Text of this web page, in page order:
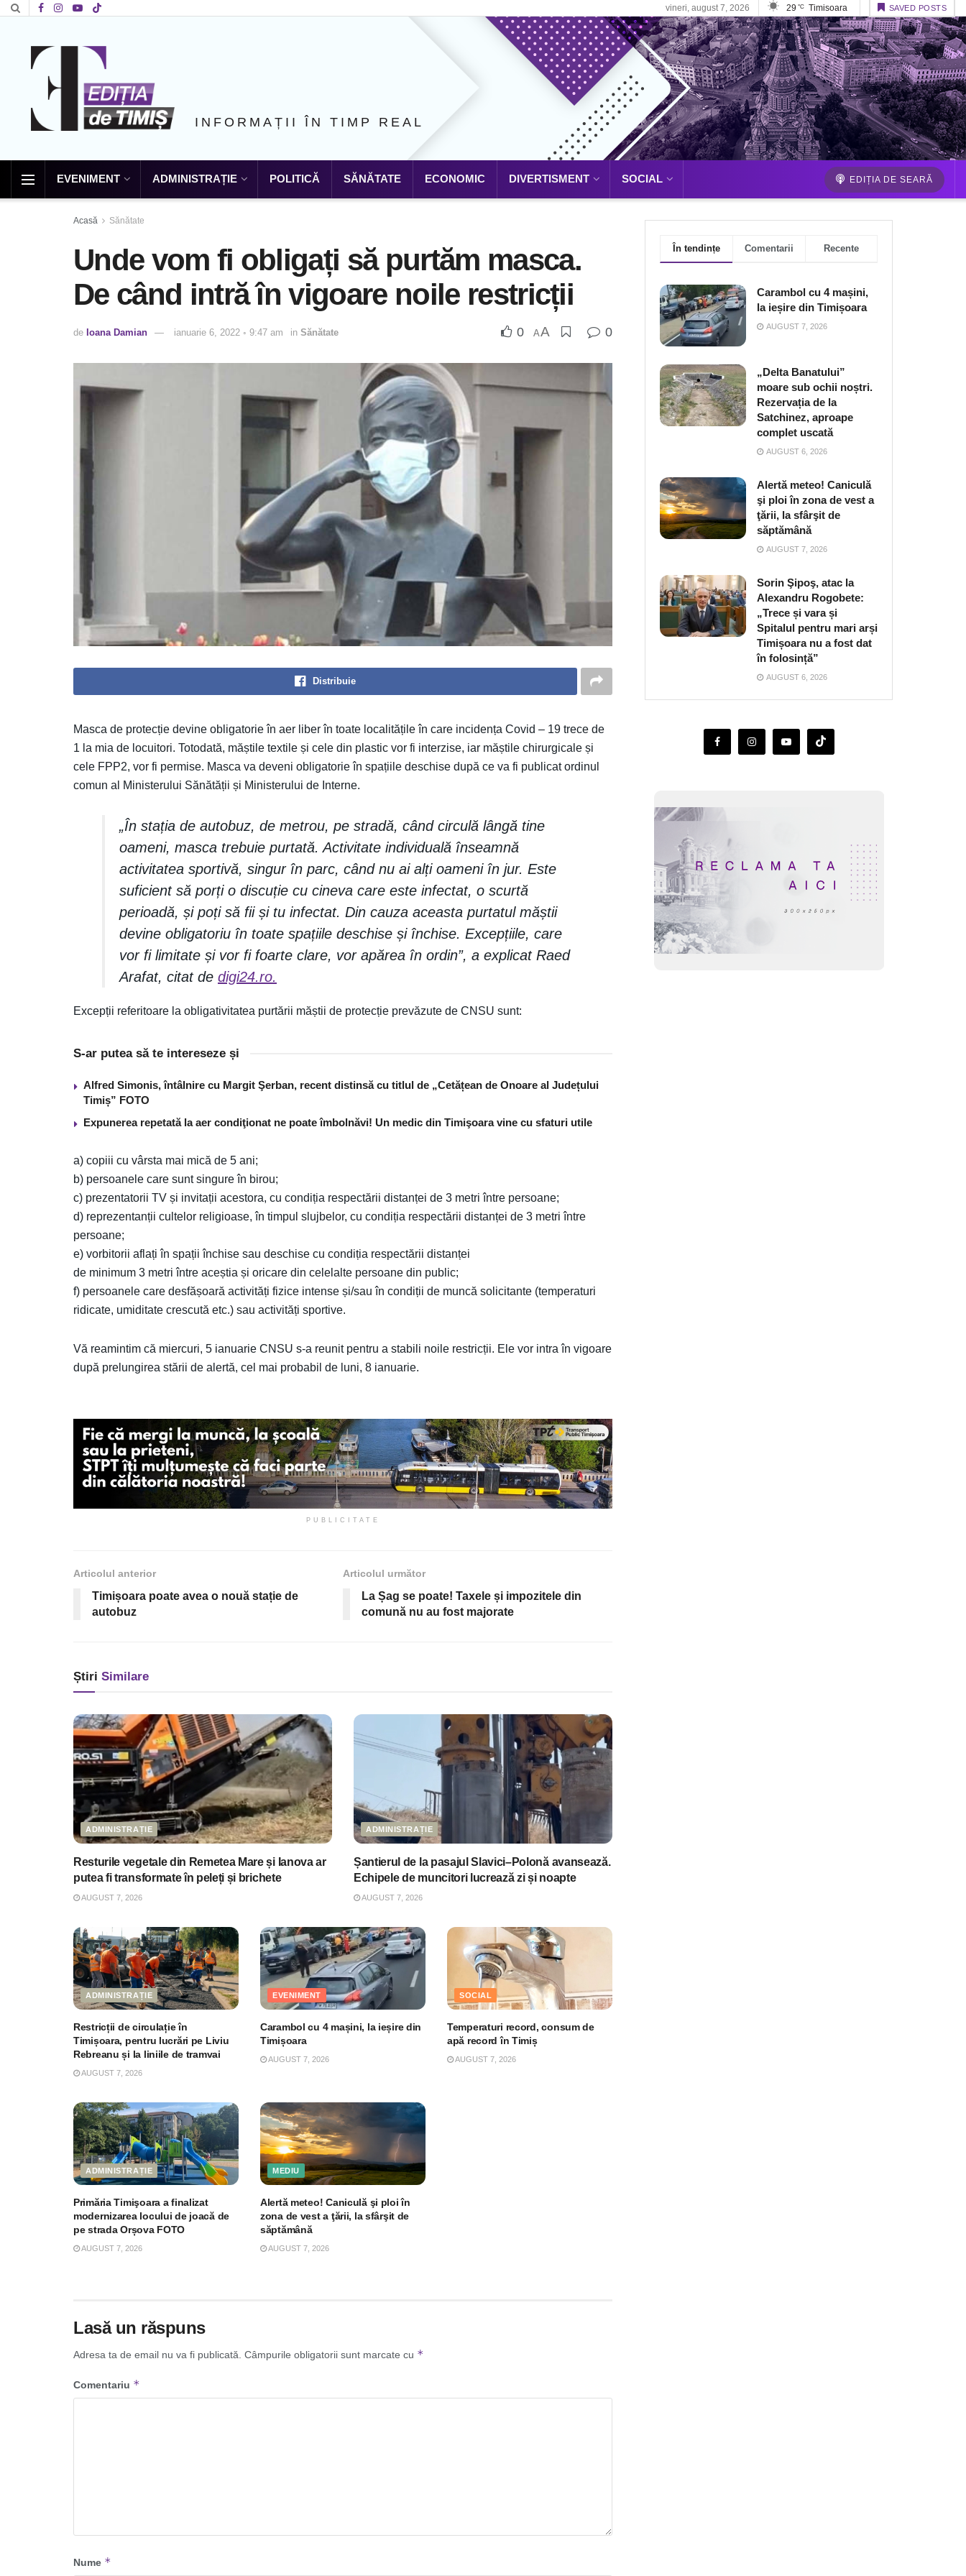
vineri, august 7, 2026 29 °C Timisoara SAVED POSTS
INFORMAȚII ÎN TIMP REAL
EVENIMENT ADMINISTRAȚIE POLITICĂ SĂNĂTATE ECONOMIC DIVERTISMENT SOCIAL EDIȚIA DE SEARĂ
Acasă Sănătate
Unde vom fi obligați să purtăm masca.
De când intră în vigoare noile restricții
de Ioana Damian ianuarie 6, 2022 ◦ 9:47 am in Sănătate 0 AA 0
Distribuie
Masca de protecție devine obligatorie în aer liber în toate localitățile în care incidența Covid – 19 trece de
1 la mia de locuitori. Totodată, măștile textile și cele din plastic vor fi interzise, iar măștile chirurgicale și
cele FPP2, vor fi permise. Masca va deveni obligatorie în spațiile deschise după ce va fi publicat ordinul
comun al Ministerului Sănătății și Ministerului de Interne.
„În stația de autobuz, de metrou, pe stradă, când circulă lângă tine
oameni, masca trebuie purtată. Activitate individuală înseamnă
activitatea sportivă, singur în parc, când nu ai alți oameni în jur. Este
suficient să porți o discuție cu cineva care este infectat, o scurtă
perioadă, și poți să fii și tu infectat. Din cauza aceasta purtatul măștii
devine obligatoriu în toate spațiile deschise și închise. Excepțiile, care
vor fi limitate și vor fi foarte clare, vor apărea în ordin”, a explicat Raed
Arafat, citat de digi24.ro.
Excepții referitoare la obligativitatea purtării măștii de protecție prevăzute de CNSU sunt:
S-ar putea să te intereseze și
Alfred Simonis, întâlnire cu Margit Şerban, recent distinsă cu titlul de „Cetățean de Onoare al Județului
Timiș” FOTO
Expunerea repetată la aer condiţionat ne poate îmbolnăvi! Un medic din Timişoara vine cu sfaturi utile
a) copiii cu vârsta mai mică de 5 ani;
b) persoanele care sunt singure în birou;
c) prezentatorii TV și invitații acestora, cu condiția respectării distanței de 3 metri între persoane;
d) reprezentanții cultelor religioase, în timpul slujbelor, cu condiția respectării distanței de 3 metri între
persoane;
e) vorbitorii aflați în spații închise sau deschise cu condiția respectării distanței
de minimum 3 metri între aceștia și oricare din celelalte persoane din public;
f) persoanele care desfășoară activități fizice intense și/sau în condiții de muncă solicitante (temperaturi
ridicate, umiditate crescută etc.) sau activități sportive.
Vă reamintim că miercuri, 5 ianuarie CNSU s-a reunit pentru a stabili noile restricții. Ele vor intra în vigoare
după prelungirea stării de alertă, cel mai probabil de luni, 8 ianuarie.
PUBLICITATE
Articolul anterior
Timișoara poate avea o nouă stație de
autobuz
Articolul următor
La Șag se poate! Taxele și impozitele din
comună nu au fost majorate
Știri Similare
ADMINISTRAȚIE
Resturile vegetale din Remetea Mare și Ianova ar
putea fi transformate în peleți și brichete
AUGUST 7, 2026
ADMINISTRAȚIE
Șantierul de la pasajul Slavici–Polonă avansează.
Echipele de muncitori lucrează zi și noapte
AUGUST 7, 2026
ADMINISTRAȚIE
Restricții de circulație în
Timișoara, pentru lucrări pe Liviu
Rebreanu și la liniile de tramvai
AUGUST 7, 2026
EVENIMENT
Carambol cu 4 mașini, la ieșire din
Timișoara
AUGUST 7, 2026
SOCIAL
Temperaturi record, consum de
apă record în Timiș
AUGUST 7, 2026
ADMINISTRAȚIE
Primăria Timişoara a finalizat
modernizarea locului de joacă de
pe strada Orșova FOTO
AUGUST 7, 2026
MEDIU
Alertă meteo! Caniculă şi ploi în
zona de vest a ţării, la sfârşit de
săptămână
AUGUST 7, 2026
Lasă un răspuns
Adresa ta de email nu va fi publicată. Câmpurile obligatorii sunt marcate cu *
Comentariu *
Nume *
În tendințe Comentarii Recente
Carambol cu 4 mașini,
la ieșire din Timișoara
AUGUST 7, 2026
„Delta Banatului”
moare sub ochii noștri.
Rezervația de la
Satchinez, aproape
complet uscată
AUGUST 6, 2026
Alertă meteo! Caniculă
şi ploi în zona de vest a
ţării, la sfârşit de
săptămână
AUGUST 7, 2026
Sorin Şipoş, atac la
Alexandru Rogobete:
„Trece și vara și
Spitalul pentru mari arși
Timișoara nu a fost dat
în folosință”
AUGUST 6, 2026